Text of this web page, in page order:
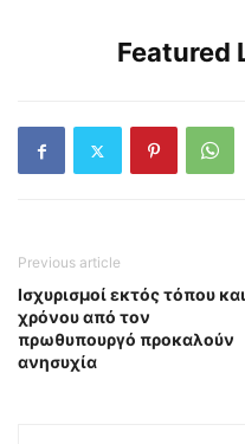
Featured
Previous article
Ισχυρισμοί εκτός τόπου και
χρόνου από τον
πρωθυπουργό προκαλούν
ανησυχία